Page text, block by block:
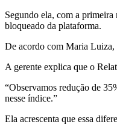
Segundo ela, com a
bloqueado da plataforma.
De acordo com Maria Luiza,
A gerente explica que o
“Observamos redução de
nesse índice.”
Ela acrescenta que essa